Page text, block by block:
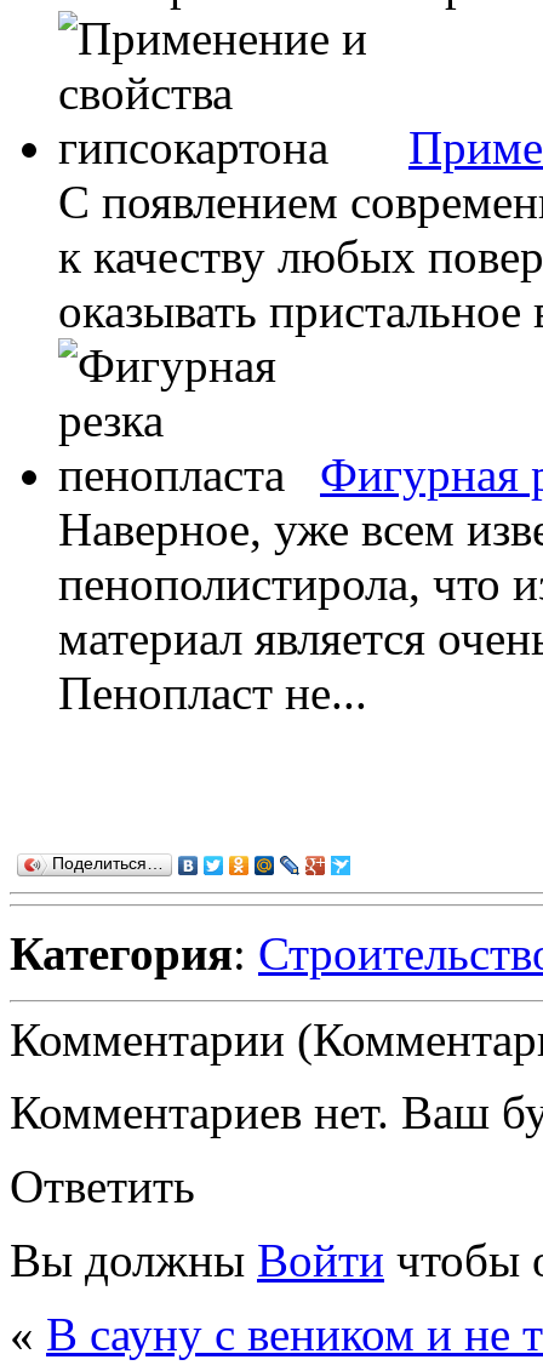
С появлением
к качеству любых
оказывать
Фигурная
Наверное, уже всем
пенополистирола, что
материал является
Пенопласт не...
Поделиться…
Категория:
Комментарии
Комментариев нет. Ваш
Ответить
Вы должны Войти чтобы
« В сауну с веником и не